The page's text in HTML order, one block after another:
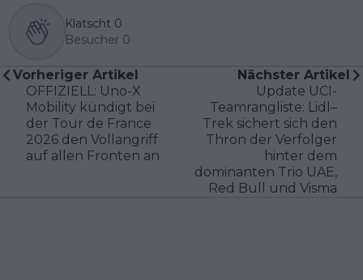
Klatscht 0
Besucher 0
Vorheriger Artikel
OFFIZIELL: Uno-X
Mobility kündigt bei
der Tour de France
2026 den Vollangriff
auf allen Fronten an
Nächster Artikel
Update UCI-
Teamrangliste: Lidl–
Trek sichert sich den
Thron der Verfolger
hinter dem
dominanten Trio UAE,
Red Bull und Visma